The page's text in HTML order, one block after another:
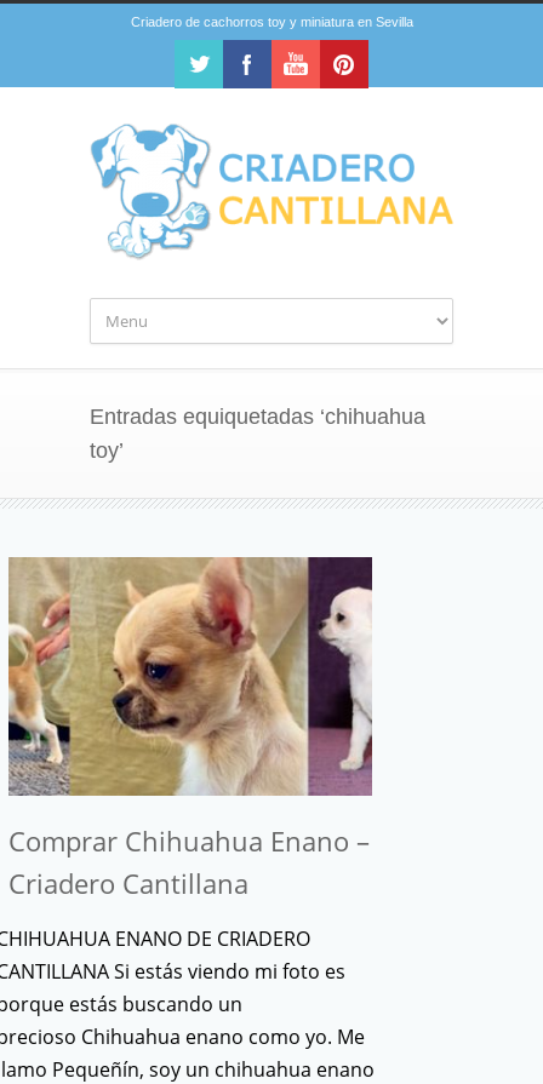
Criadero de cachorros toy y miniatura en Sevilla
Entradas equiquetadas ‘chihuahua
toy’
Comprar Chihuahua Enano –
Criadero Cantillana
ENANO DE CRIADERO
Si estás viendo mi foto es
estás buscando un
Chihuahua enano como yo. Me
Pequeñín, soy un chihuahua enano